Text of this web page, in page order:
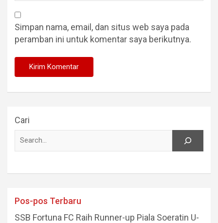
Simpan nama, email, dan situs web saya pada
peramban ini untuk komentar saya berikutnya.
Cari
Pos-pos Terbaru
SSB Fortuna FC Raih Runner-up Piala Soeratin U-